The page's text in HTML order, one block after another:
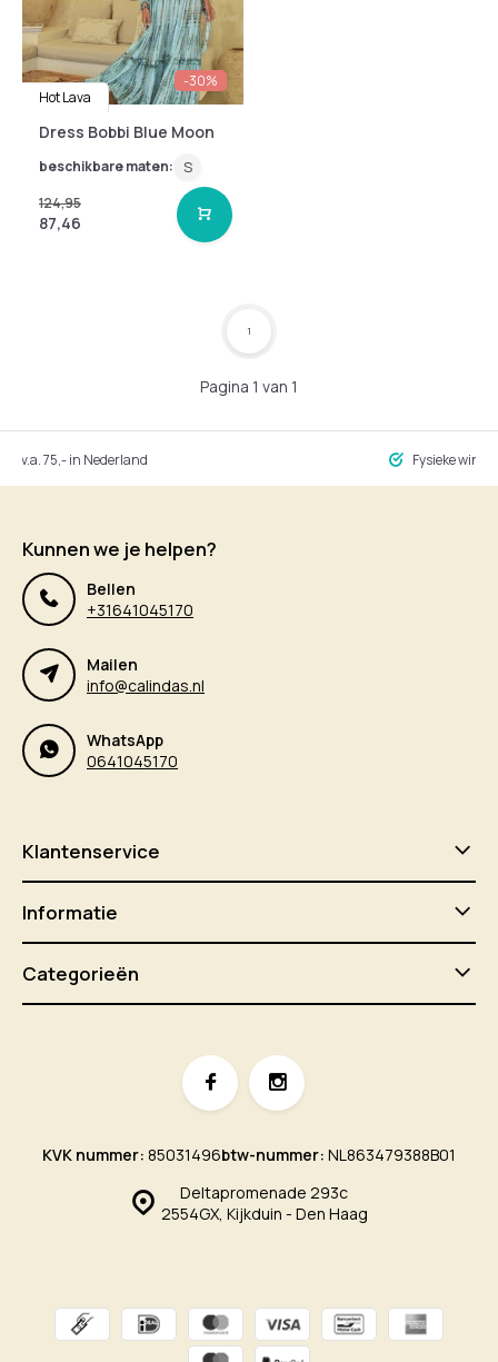
-30%
Hot Lava
Dress Bobbi Blue Moon
beschikbare maten: S
124,95
87,46
Pagina 1 van 1
1
v.a. 75,- in Nederland Fysieke
Kunnen we je helpen?
Bellen
+31641045170
Mailen
info@calindas.nl
WhatsApp
0641045170
Klantenservice
Informatie
Categorieën
Deltapromenade 293c
2554GX, Kijkduin - Den Haag
KVK nummer: 85031496btw-nummer: NL863479388B01